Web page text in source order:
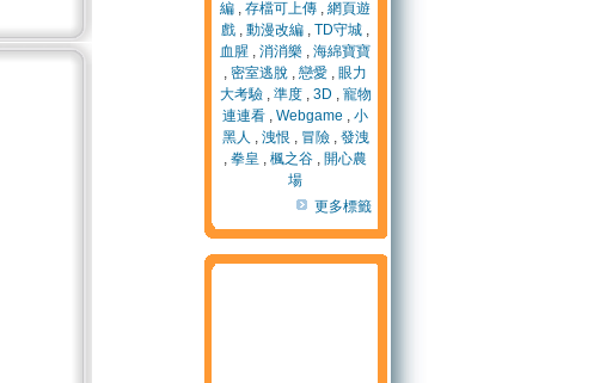
編 , 存檔可上傳 , 網頁遊
戲 , 動漫改編 , TD守城 ,
血腥 , 消消樂 , 海綿寶寶
, 密室逃脫 , 戀愛 , 眼力
大考驗, 準度, 3D , 寵物
連連看 , Webgame , 小
黑人 , 洩恨 , 冒險, 發洩
, 拳皇 , 楓之谷 , 開心農
場
更多標籤